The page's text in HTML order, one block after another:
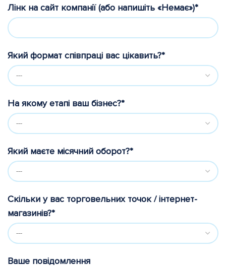
Лінк на сайт компанії (або напишіть «Немає»)*
Який формат співпраці вас цікавить?*
На якому етапі ваш бізнес?*
Який маєте місячний оборот?*
Скільки у вас торговельних точок / інтернет-
магазинів?*
Ваше повідомлення